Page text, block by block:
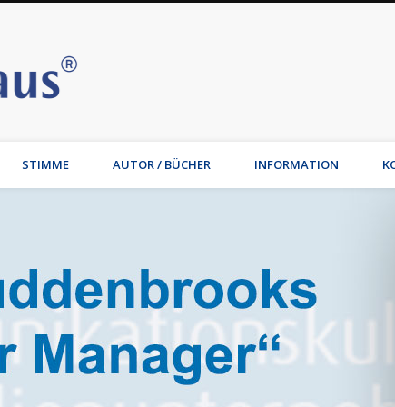
Stimmhaus | Hamburg –
Wirtschaftsmediation, Familienmediation, Familienunternehmen: Jochen
STIMME AUTOR / BÜCHER INFORMATION